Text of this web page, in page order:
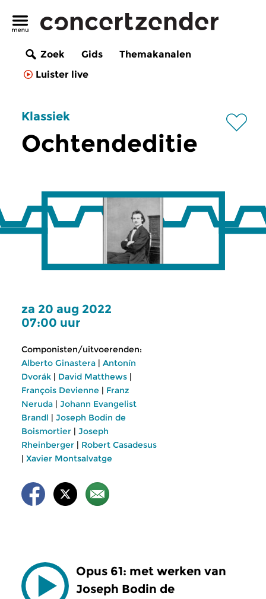
Zoek Gids
Themakanalen
Luister live
Klassiek
Ochtendeditie
za 20 aug 2022
07:00 uur
Componisten/uitvoerenden:
Alberto Ginastera | Antonín
Dvorák | David Matthews |
François Devienne | Franz
Neruda | Johann Evangelist
Brandl | Joseph Bodin de
Boismortier | Joseph
Rheinberger | Robert Casadesus
| Xavier Montsalvatge
Opus 61: met werken van
Joseph Bodin de